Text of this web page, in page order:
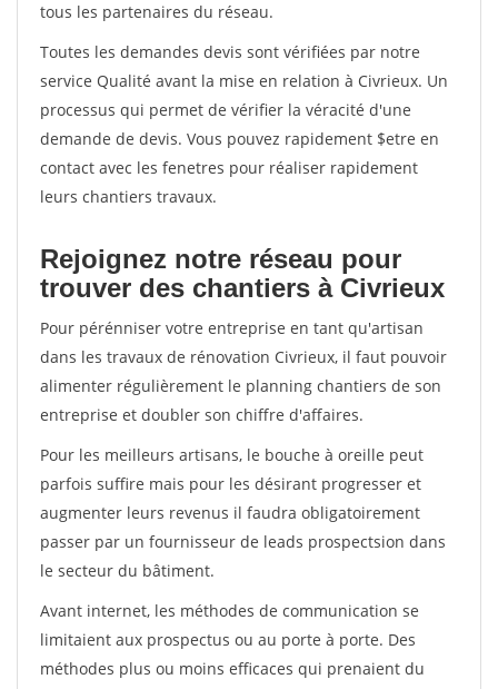
tous les partenaires du réseau.
Toutes les demandes devis sont vérifiées par notre
service Qualité avant la mise en relation à Civrieux. Un
processus qui permet de vérifier la véracité d'une
demande de devis. Vous pouvez rapidement $etre en
contact avec les fenetres pour réaliser rapidement
leurs chantiers travaux.
Rejoignez notre réseau pour
trouver des chantiers à Civrieux
Pour pérénniser votre entreprise en tant qu'artisan
dans les travaux de rénovation Civrieux, il faut pouvoir
alimenter régulièrement le planning chantiers de son
entreprise et doubler son chiffre d'affaires.
Pour les meilleurs artisans, le bouche à oreille peut
parfois suffire mais pour les désirant progresser et
augmenter leurs revenus il faudra obligatoirement
passer par un fournisseur de leads prospectsion dans
le secteur du bâtiment.
Avant internet, les méthodes de communication se
limitaient aux prospectus ou au porte à porte. Des
méthodes plus ou moins efficaces qui prenaient du